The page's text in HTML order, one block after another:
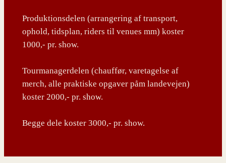
Produktionsdelen (arrangering af transport,
ophold, tidsplan, riders til venues mm) koster
1000,- pr. show.
Tourmanagerdelen (chauffør, varetagelse af
merch, alle praktiske opgaver påm landevejen)
koster 2000,- pr. show.
Begge dele koster 3000,- pr. show.